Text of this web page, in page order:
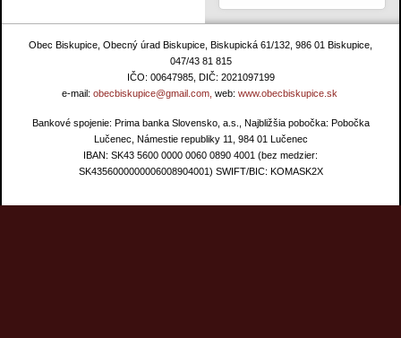
Obec Biskupice, Obecný úrad Biskupice, Biskupická 61/132, 986 01 Biskupice,
047/43 81 815
IČO: 00647985, DIČ: 2021097199
e-mail: obecbiskupice@gmail.com, web: www.obecbiskupice.sk
Bankové spojenie: Prima banka Slovensko, a.s., Najbližšia pobočka: Pobočka
Lučenec, Námestie republiky 11, 984 01 Lučenec
IBAN: SK43 5600 0000 0060 0890 4001 (bez medzier:
SK4356000000006008904001) SWIFT/BIC: KOMASK2X